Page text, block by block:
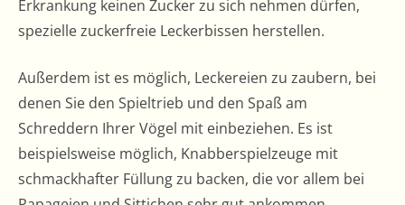
Erkrankung keinen Zucker zu sich nehmen dürfen,
spezielle zuckerfreie Leckerbissen herstellen.
Außerdem ist es möglich, Leckereien zu zaubern, bei
denen Sie den Spieltrieb und den Spaß am
Schreddern Ihrer Vögel mit einbeziehen. Es ist
beispielsweise möglich, Knabberspielzeuge mit
schmackhafter Füllung zu backen, die vor allem bei